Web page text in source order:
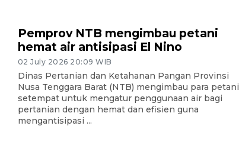
Pemprov NTB mengimbau petani
hemat air antisipasi El Nino
02 July 2026 20:09 WIB
Dinas Pertanian dan Ketahanan Pangan Provinsi
Nusa Tenggara Barat (NTB) mengimbau para petani
setempat untuk mengatur penggunaan air bagi
pertanian dengan hemat dan efisien guna
mengantisipasi ...